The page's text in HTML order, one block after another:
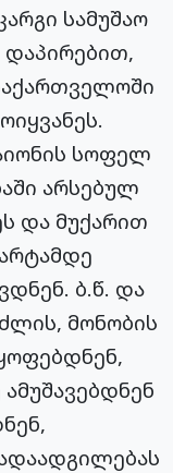
სამუშაო
დაპირებით,
სოფელ
არსებულ
და მუქარით
ბ.წ. და
მონობის